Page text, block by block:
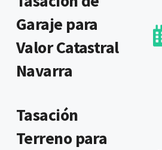
Garaje para
Valor Catastral
Navarra
Tasación
Terreno para